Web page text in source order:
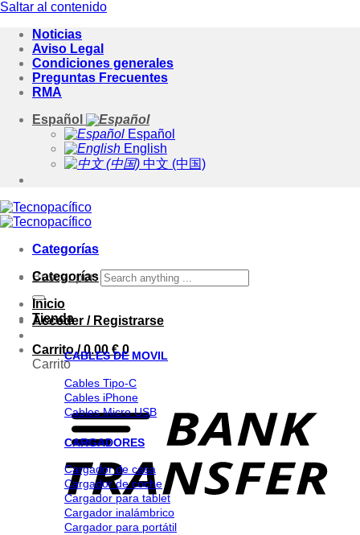
Saltar al contenido
Noticias
Aviso Legal
Condiciones generales
Preguntas Frecuentes
RMA
Español
Español
English
中文 (中国)
Categorías
Buscar por:
Acceder / Registrarse
Carrito /0.00€ 0
Carrito
Categorías
Inicio
Tienda
CABLES DE MOVIL
Cables Tipo-C
Cables iPhone
Cables Micro USB
CARGADORES
Cargador de casa
Cargador de coche
Cargador para tablet
Cargador inalámbrico
Cargador para portátil